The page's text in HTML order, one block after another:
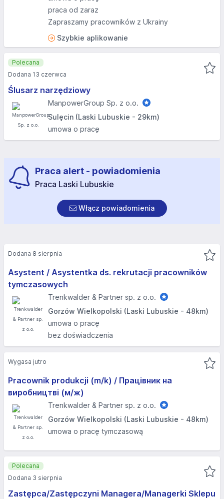
praca od zaraz
Zapraszamy pracowników z Ukrainy
Szybkie aplikowanie
Ślusarz narzędziowy
ManpowerGroup Sp. z o.o.
Sulęcin (Laski Lubuskie - 29km)
umowa o pracę
Polecana
Dodana 13 czerwca
Praca alert - powiadomienia
Praca Laski Lubuskie
Włącz powiadomienia
Asystent / Asystentka ds. rekrutacji pracowników
tymczasowych
Trenkwalder & Partner sp. z o.o.
Gorzów Wielkopolski (Laski Lubuskie - 48km)
umowa o pracę
bez doświadczenia
Dodana 8 sierpnia
Pracownik produkcji (m/k) / Працівник на
виробництві (м/ж)
Trenkwalder & Partner sp. z o.o.
Gorzów Wielkopolski (Laski Lubuskie - 48km)
umowa o pracę tymczasową
Wygasa jutro
Zastępca/Zastępczyni Managera/Managerki Sklepu
Polecana
Dodana 3 sierpnia